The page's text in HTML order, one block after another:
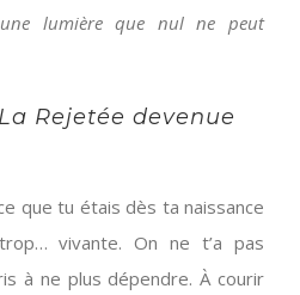
lumière que nul ne peut
La Rejetée devenue
que tu étais dès ta naissance
vivante. On ne t’a pas
à ne plus dépendre. À courir